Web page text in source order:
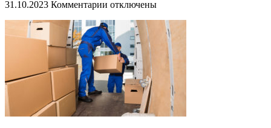
31.10.2023 Комментарии к
Грузоперевозки
20
тонн
по
России:
Эффективная
логистика
и
надежность
отключены